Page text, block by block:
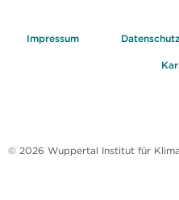
Impressum Datenschutz
© 2026 Wuppertal Institut für